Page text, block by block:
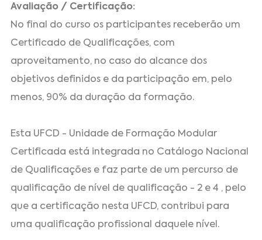
Avaliação / Certificação:
No final do curso os participantes receberão um
Certificado de Qualificações, com
aproveitamento, no caso do alcance dos
objetivos definidos e da participação em, pelo
menos, 90% da duração da formação.
Esta UFCD - Unidade de Formação Modular
Certificada está integrada no Catálogo Nacional
de Qualificações e faz parte de um percurso de
qualificação de nível de qualificação - 2 e 4 , pelo
que a certificação nesta UFCD, contribui para
uma qualificação profissional daquele nível.